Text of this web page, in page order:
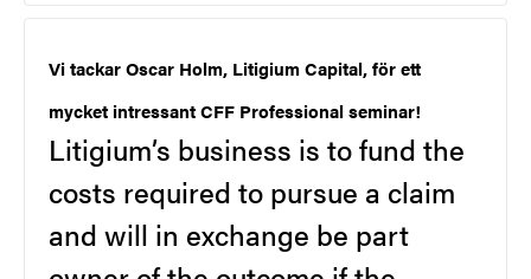
Vi tackar Oscar Holm, Litigium Capital, för ett
mycket intressant CFF Professional seminar!
Litigium’s business is to fund the
costs required to pursue a claim
and will in exchange be part